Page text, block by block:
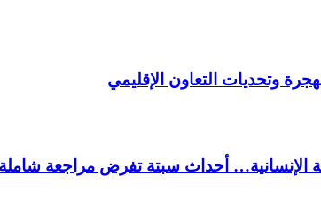
وتحديات التعاون الإقليمي
الإنسانية… أحداث سبتة تفرض مراجعة شاملة